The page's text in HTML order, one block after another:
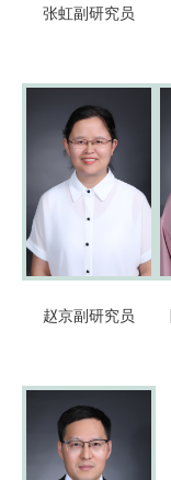
张虹副研究员
赵京副研究员